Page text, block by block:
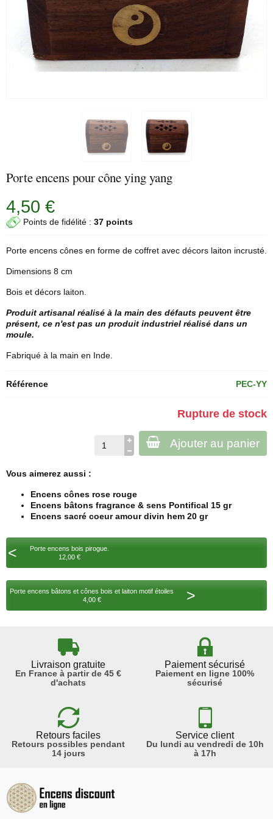
Porte encens pour cône ying yang
4,50 €
Points de fidélité : 37 points
Porte encens cônes en forme de coffret avec décors laiton incrusté.
Dimensions 8 cm
Bois et décors laiton.
Produit artisanal réalisé à la main des défauts peuvent être
présent, ce n'est pas un produit industriel réalisé dans un
moule.
Fabriqué à la main en Inde.
Référence PEC-YY
Rupture de stock
Ajouter au panier
Vous aimerez aussi :
Encens cônes rose rouge
Encens bâtons fragrance & sens Pontifical 15 gr
Encens sacré coeur amour divin hem 20 gr
<
Porte encens bois pirogue.
12,00 €
Porte encens bâtons et cônes bois et laiton motif étoiles
4,00 €
>
Livraison gratuite
En France à partir de 45 €
d'achats
Paiement sécurisé
Paiement en ligne 100%
sécurisé
Retours faciles
Retours possibles pendant
14 jours
Service client
Du lundi au vendredi de 10h
à 17h